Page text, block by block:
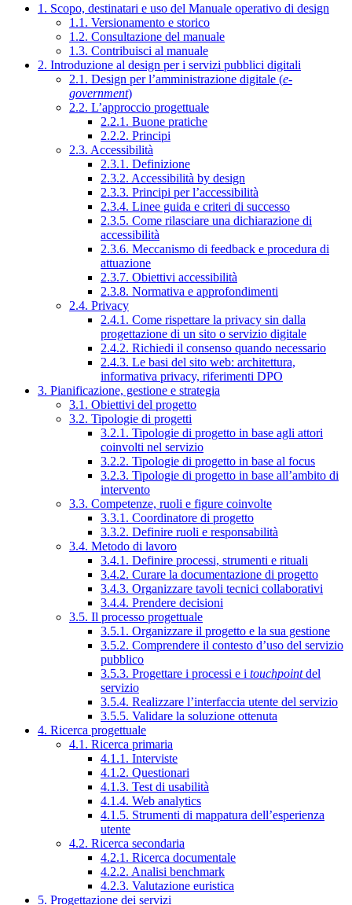
1. Scopo, destinatari e uso del Manuale operativo di design
1.1. Versionamento e storico
1.2. Consultazione del manuale
1.3. Contribuisci al manuale
2. Introduzione al design per i servizi pubblici digitali
2.1. Design per l’amministrazione digitale (e-
government)
2.2. L’approccio progettuale
2.2.1. Buone pratiche
2.2.2. Principi
2.3. Accessibilità
2.3.1. Definizione
2.3.2. Accessibilità by design
2.3.3. Principi per l’accessibilità
2.3.4. Linee guida e criteri di successo
2.3.5. Come rilasciare una dichiarazione di
accessibilità
2.3.6. Meccanismo di feedback e procedura di
attuazione
2.3.7. Obiettivi accessibilità
2.3.8. Normativa e approfondimenti
2.4. Privacy
2.4.1. Come rispettare la privacy sin dalla
progettazione di un sito o servizio digitale
2.4.2. Richiedi il consenso quando necessario
2.4.3. Le basi del sito web: architettura,
informativa privacy, riferimenti DPO
3. Pianificazione, gestione e strategia
3.1. Obiettivi del progetto
3.2. Tipologie di progetti
3.2.1. Tipologie di progetto in base agli attori
coinvolti nel servizio
3.2.2. Tipologie di progetto in base al focus
3.2.3. Tipologie di progetto in base all’ambito di
intervento
3.3. Competenze, ruoli e figure coinvolte
3.3.1. Coordinatore di progetto
3.3.2. Definire ruoli e responsabilità
3.4. Metodo di lavoro
3.4.1. Definire processi, strumenti e rituali
3.4.2. Curare la documentazione di progetto
3.4.3. Organizzare tavoli tecnici collaborativi
3.4.4. Prendere decisioni
3.5. Il processo progettuale
3.5.1. Organizzare il progetto e la sua gestione
3.5.2. Comprendere il contesto d’uso del servizio
pubblico
3.5.3. Progettare i processi e i touchpointdel
servizio
3.5.4. Realizzare l’interfaccia utente del servizio
3.5.5. Validare la soluzione ottenuta
4. Ricerca progettuale
4.1. Ricerca primaria
4.1.1. Interviste
4.1.2. Questionari
4.1.3. Test di usabilità
4.1.4. Web analytics
4.1.5. Strumenti di mappatura dell’esperienza
utente
4.2. Ricerca secondaria
4.2.1. Ricerca documentale
4.2.2. Analisi benchmark
4.2.3. Valutazione euristica
5. Progettazione dei servizi